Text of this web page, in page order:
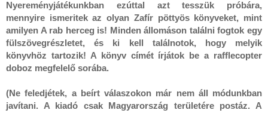
Nyereményjátékunkban ezúttal azt tesszük próbára,
mennyire ismeritek az olyan Zafír pöttyös könyveket, mint
amilyen A rab herceg is! Minden állomáson találni fogtok egy
fülszövegrészletet, és ki kell találnotok, hogy melyik
könyvhöz tartozik! A könyv címét írjátok be a rafflecopter
doboz megfelelő sorába.
(Ne feledjétek, a beírt válaszokon már nem áll módunkban
javítani. A kiadó csak Magyarország területére postáz. A